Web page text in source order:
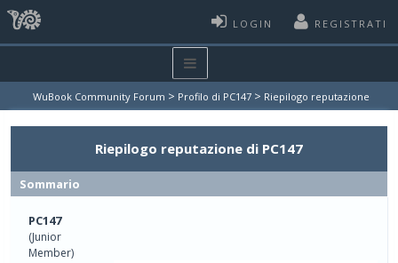
LOGIN REGISTRATI
WuBook Community Forum > Profilo di PC147 > Riepilogo reputazione
Riepilogo reputazione di PC147
Sommario
PC147
(Junior
Member)